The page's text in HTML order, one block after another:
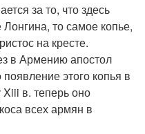
за то, что здесь
то самое копье,
на кресте.
в Армению апостол
этого копья в
в. теперь оно
всех армян в